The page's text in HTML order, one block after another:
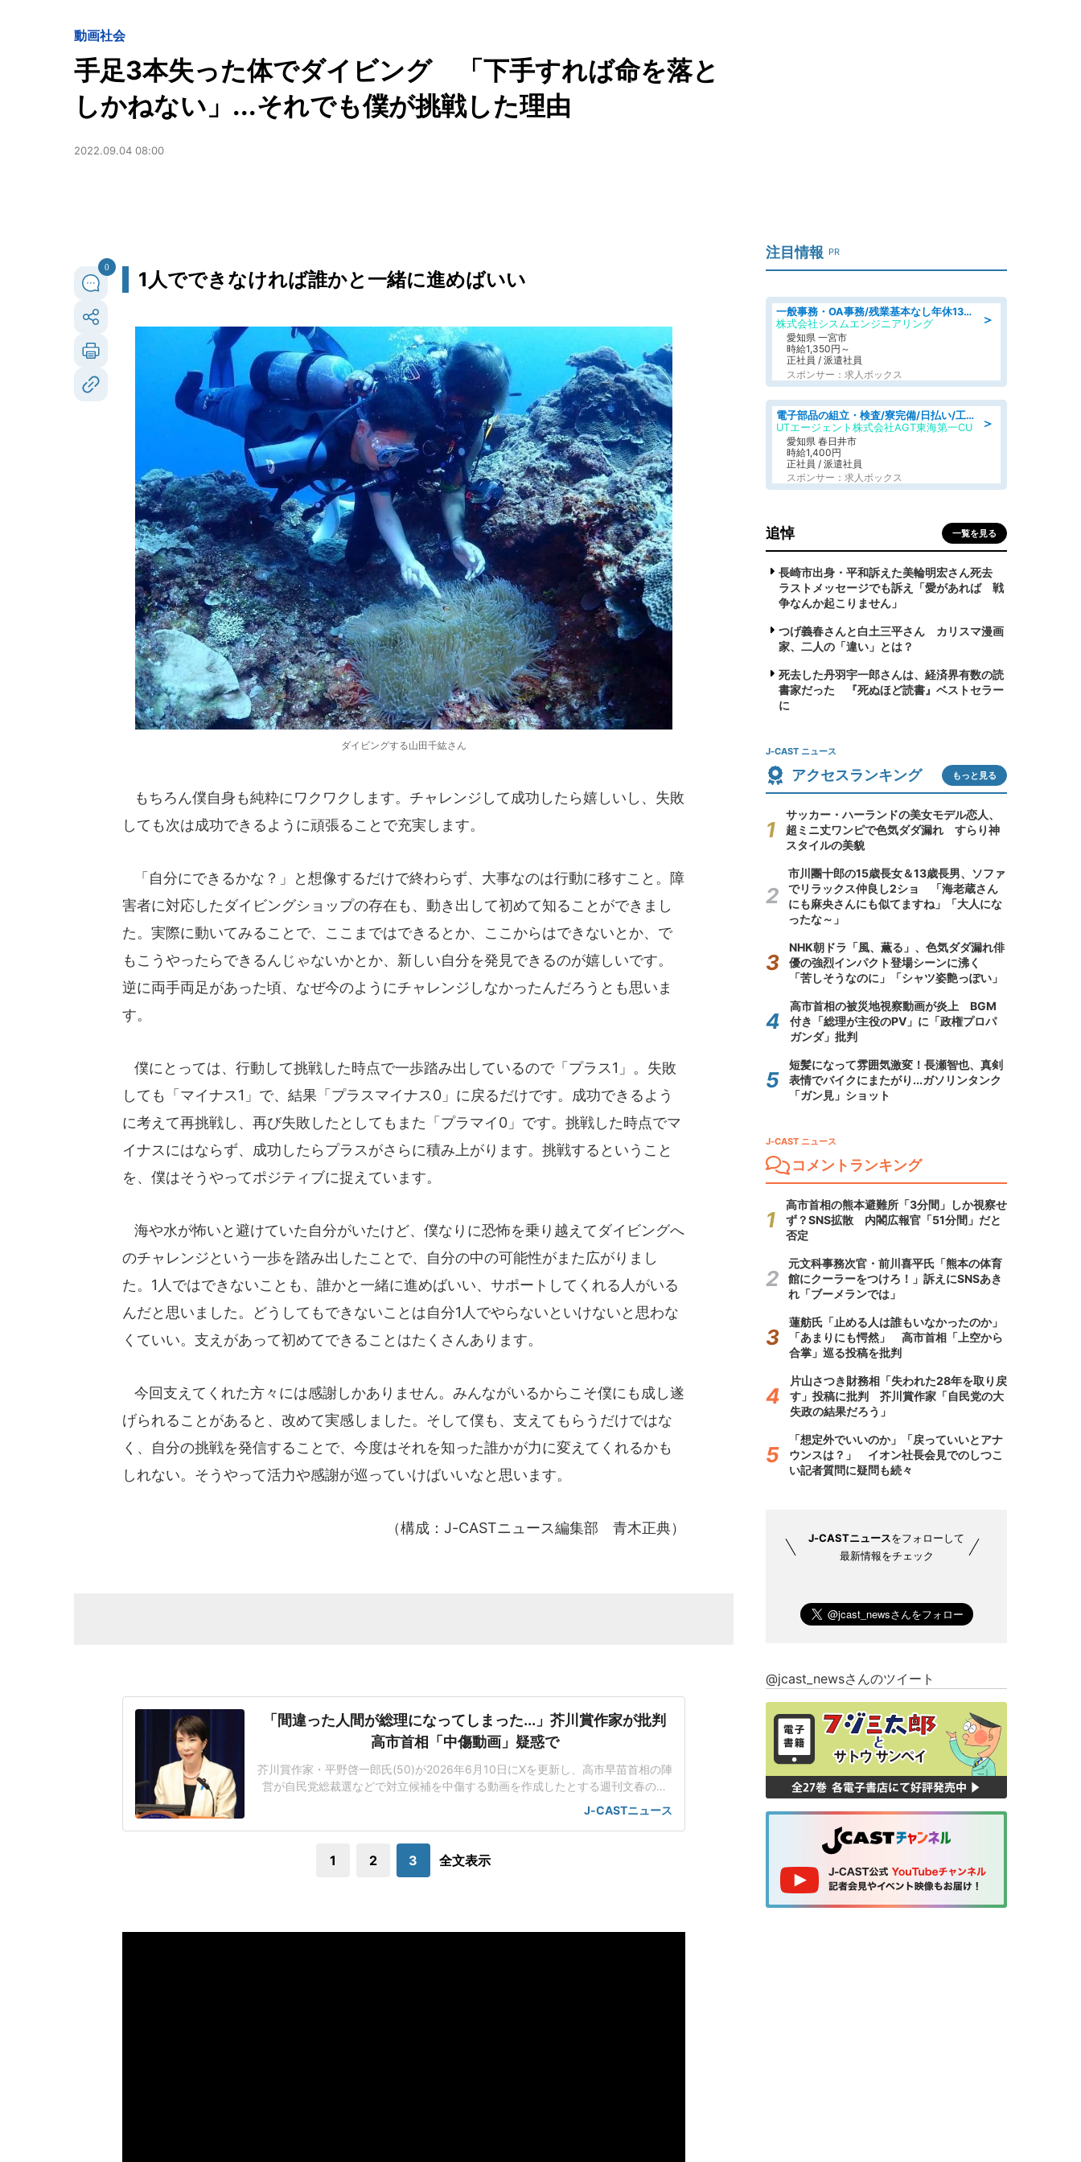
動画社会
手足3本失った体でダイビング 「下手すれば命を落と
しかねない」...それでも僕が挑戦した理由
2022.09.04 08:00
0
1人でできなければ誰かと一緒に進めばいい
ダイビングする山田千紘さん
もちろん僕自身も純粋にワクワクします。チャレンジして成功したら嬉しいし、失敗
しても次は成功できるように頑張ることで充実します。
「自分にできるかな？」と想像するだけで終わらず、大事なのは行動に移すこと。障
害者に対応したダイビングショップの存在も、動き出して初めて知ることができまし
た。実際に動いてみることで、ここまではできるとか、ここからはできないとか、で
もこうやったらできるんじゃないかとか、新しい自分を発見できるのが嬉しいです。
逆に両手両足があった頃、なぜ今のようにチャレンジしなかったんだろうとも思いま
す。
僕にとっては、行動して挑戦した時点で一歩踏み出しているので「プラス1」。失敗
しても「マイナス1」で、結果「プラスマイナス0」に戻るだけです。成功できるよう
に考えて再挑戦し、再び失敗したとしてもまた「プラマイ0」です。挑戦した時点でマ
イナスにはならず、成功したらプラスがさらに積み上がります。挑戦するということ
を、僕はそうやってポジティブに捉えています。
海や水が怖いと避けていた自分がいたけど、僕なりに恐怖を乗り越えてダイビングへ
のチャレンジという一歩を踏み出したことで、自分の中の可能性がまた広がりまし
た。1人ではできないことも、誰かと一緒に進めばいい、サポートしてくれる人がいる
んだと思いました。どうしてもできないことは自分1人でやらないといけないと思わな
くていい。支えがあって初めてできることはたくさんあります。
今回支えてくれた方々には感謝しかありません。みんながいるからこそ僕にも成し遂
げられることがあると、改めて実感しました。そして僕も、支えてもらうだけではな
く、自分の挑戦を発信することで、今度はそれを知った誰かが力に変えてくれるかも
しれない。そうやって活力や感謝が巡っていけばいいなと思います。
（構成：J-CASTニュース編集部 青木正典）
「間違った人間が総理になってしまった...」芥川賞作家が批判
高市首相「中傷動画」疑惑で
芥川賞作家・平野啓一郎氏(50)が2026年6月10日にXを更新し、高市早苗首相の陣
営が自民党総裁選などで対立候補を中傷する動画を作成したとする週刊文春の一
連の報道を巡り、自身の見解を示した。この投稿がSNS上で大きな注目を集めて
いる。平野氏「元の世界に戻るべき」週刊文春は4月29日付の記事で、25年秋の
NS上に投稿され、こ
J-CASTニュース
1 2 3 全文表示
注目情報 PR
＞
一般事務・OA事務/残業基本なし年休130日社保完備の一般・調達事務
株式会社シスムエンジニアリング
愛知県 一宮市
時給1,350円～
正社員 / 派遣社員
スポンサー：求人ボックス
＞
電子部品の組立・検査/寮完備/日払い/工場・製造
UTエージェント株式会社AGT東海第一CU
愛知県 春日井市
時給1,400円
正社員 / 派遣社員
スポンサー：求人ボックス
追悼 一覧を見る
長崎市出身・平和訴えた美輪明宏さん死去
ラストメッセージでも訴え「愛があれば 戦
争なんか起こりません」
つげ義春さんと白土三平さん カリスマ漫画
家、二人の「違い」とは？
死去した丹羽宇一郎さんは、経済界有数の読
書家だった 『死ぬほど読書』ベストセラー
に
J-CAST ニュース
アクセスランキング もっと見る
サッカー・ハーランドの美女モデル恋人、
超ミニ丈ワンピで色気ダダ漏れ すらり神
スタイルの美貌
市川團十郎の15歳長女＆13歳長男、ソファ
でリラックス仲良し2ショ 「海老蔵さん
にも麻央さんにも似てますね」「大人にな
ったな～」
NHK朝ドラ「風、薫る」、色気ダダ漏れ俳
優の強烈インパクト登場シーンに沸く
「苦しそうなのに」「シャツ姿艶っぽい」
高市首相の被災地視察動画が炎上 BGM
付き「総理が主役のPV」に「政権プロパ
ガンダ」批判
短髪になって雰囲気激変！長瀬智也、真剣
表情でバイクにまたがり...ガソリンタンク
「ガン見」ショット
J-CAST ニュース
コメントランキング
高市首相の熊本避難所「3分間」しか視察せ
ず？SNS拡散 内閣広報官「51分間」だと
否定
元文科事務次官・前川喜平氏「熊本の体育
館にクーラーをつけろ！」訴えにSNSあき
れ「ブーメランでは」
蓮舫氏「止める人は誰もいなかったのか」
「あまりにも愕然」 高市首相「上空から
合掌」巡る投稿を批判
片山さつき財務相「失われた28年を取り戻
す」投稿に批判 芥川賞作家「自民党の大
失政の結果だろう」
「想定外でいいのか」「戻っていいとアナ
ウンスは？」 イオン社長会見でのしつこ
い記者質問に疑問も続々
J-CASTニュースをフォローして
最新情報をチェック
@jcast_newsさんのツイート